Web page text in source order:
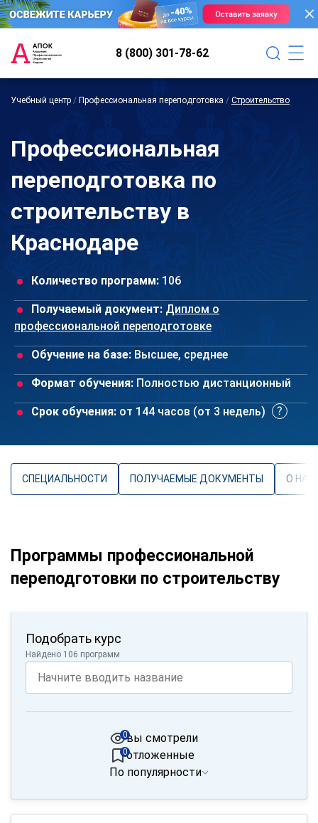
8 (800) 301-78-62
Учебный центр / Профессиональная переподготовка / Строительство
Профессиональная
переподготовка по
строительству в
Краснодаре
Количество программ: 106
Получаемый документ: Диплом о
профессиональной переподготовке
Обучение на базе: Высшее, среднее
Формат обучения: Полностью дистанционный
Срок обучения: от 144 часов (от 3 недель)
СПЕЦИАЛЬНОСТИ ПОЛУЧАЕМЫЕ ДОКУМЕНТЫ О
Программы профессиональной
переподготовки по строительству
Подобрать курс
Найдено 106 программ
вы смотрели
0
отложенные
0
По популярности